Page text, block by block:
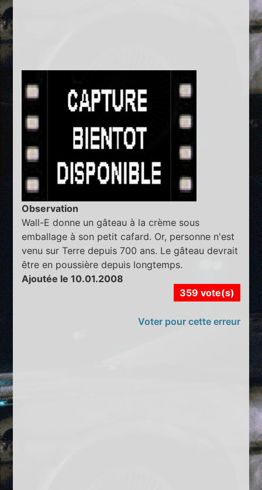
Observation
Wall-E donne un gâteau à la crème sous
emballage à son petit cafard. Or, personne n'est
venu sur Terre depuis 700 ans. Le gâteau devrait
être en poussière depuis longtemps.
Ajoutée le 10.01.2008
359 vote(s)
Voter pour cette erreur